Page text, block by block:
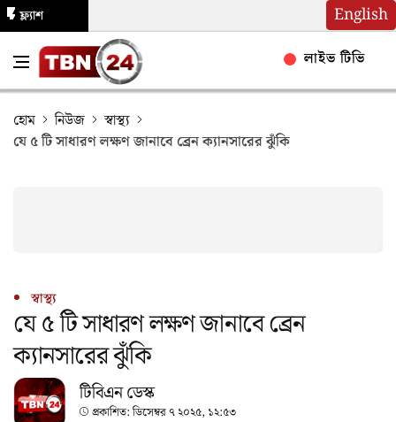
English
ফ্ল্যাশ
লাইভ টিভি
হোম নিউজ
স্বাস্থ্য
যে ৫ টি সাধারণ লক্ষণ জানাবে ব্রেন ক্যানসারের ঝুঁকি
স্বাস্থ্য
যে ৫ টি সাধারণ লক্ষণ জানাবে ব্রেন
ক্যানসারের ঝুঁকি
টিবিএন ডেস্ক
প্রকাশিত:ডিসেম্বর ৭ ২০২৫, ১২:৫৩